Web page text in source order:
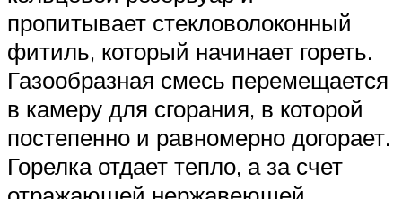
пропитывает стекловолоконный
фитиль, который начинает гореть.
Газообразная смесь перемещается
в камеру для сгорания, в которой
постепенно и равномерно догорает.
Горелка отдает тепло, а за счет